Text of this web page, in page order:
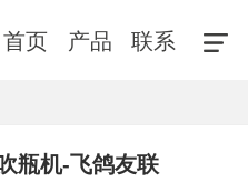
首页 产品 联系
瓶机-飞鸽友联